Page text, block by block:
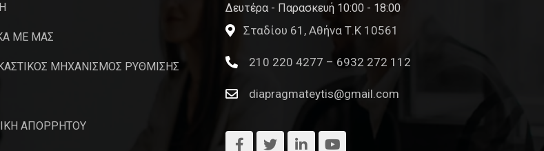
ΜΕ ΜΑΣ
ΜΗΧΑΝΙΣΜΟΣ ΡΥΘΜΙΣΗΣ
ΑΠΟΡΡΗΤΟΥ
Δευτέρα - Παρασκευή 10:00 - 18:00
Σταδίου 61, Αθήνα Τ.Κ 10561
210 220 4277 – 6932 272 112
diapragmateytis@gmail.com